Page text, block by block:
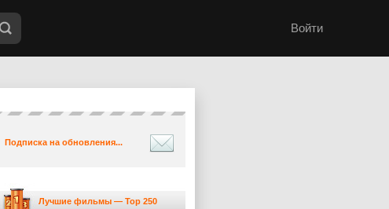
Войти
Подписка на обновления...
Лучшие фильмы — Top 250